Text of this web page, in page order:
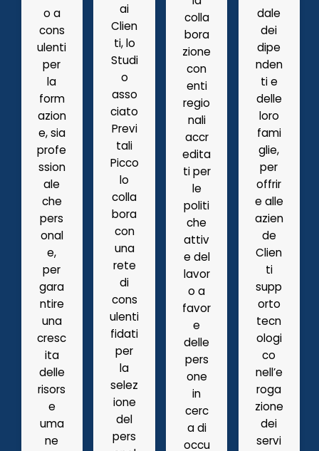
o a
cons
ulenti
per
la
form
azion
e, sia
profe
ssion
ale
che
pers
onal
e,
per
gara
ntire
una
cresc
ita
delle
risors
e
uma
ne
ai
Clien
ti, lo
Studi
o
asso
ciato
Previ
tali
Picco
lo
colla
bora
con
una
rete
di
cons
ulenti
fidati
per
la
selez
ione
del
pers
colla
bora
zione
con
enti
regio
nali
accr
edita
ti per
le
politi
che
attiv
e del
lavor
o a
favor
e
delle
pers
one
in
cerc
a di
occu
dale
dei
dipe
nden
ti e
delle
loro
fami
glie,
per
offrir
e alle
azien
de
Clien
ti
supp
orto
tecn
ologi
co
nell’e
roga
zione
dei
servi